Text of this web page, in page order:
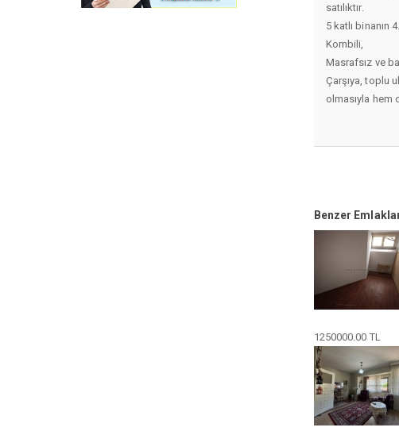
satılıktır.
5 katlı binanın
Kombili,
Masrafsız ve
Çarşıya, toplu
olmasıyla hem
Benzer
1250000.00 TL